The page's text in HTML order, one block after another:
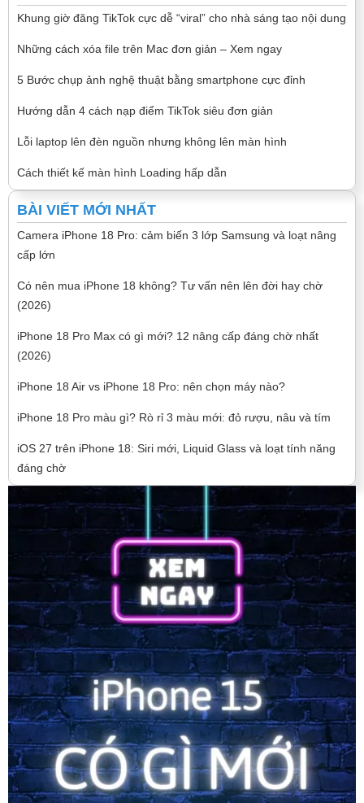
Khung giờ đăng TikTok cực dễ “viral” cho nhà sáng tạo nội dung
Những cách xóa file trên Mac đơn giản – Xem ngay
5 Bước chụp ảnh nghệ thuật bằng smartphone cực đỉnh
Hướng dẫn 4 cách nạp điểm TikTok siêu đơn giản
Lỗi laptop lên đèn nguồn nhưng không lên màn hình
Cách thiết kế màn hình Loading hấp dẫn
BÀI VIẾT MỚI NHẤT
Camera iPhone 18 Pro: cảm biến 3 lớp Samsung và loạt nâng
cấp lớn
Có nên mua iPhone 18 không? Tư vấn nên lên đời hay chờ
(2026)
iPhone 18 Pro Max có gì mới? 12 nâng cấp đáng chờ nhất
(2026)
iPhone 18 Air vs iPhone 18 Pro: nên chọn máy nào?
iPhone 18 Pro màu gì? Rò rỉ 3 màu mới: đỏ rượu, nâu và tím
iOS 27 trên iPhone 18: Siri mới, Liquid Glass và loạt tính năng
đáng chờ